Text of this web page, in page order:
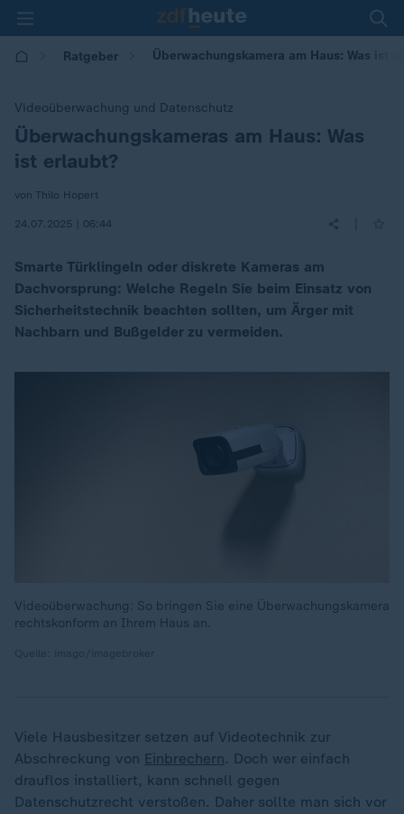
Ratgeber Überwachungskamera am Haus: Was ist
Videoüberwachung und Datenschutz
:Überwachungskameras am Haus: Was
ist erlaubt?
von Thilo Hopert
24.07.2025 | 06:44
Smarte Türklingeln oder diskrete Kameras am
Dachvorsprung: Welche Regeln Sie beim Einsatz von
Sicherheitstechnik beachten sollten, um Ärger mit
Nachbarn und Bußgelder zu vermeiden.
Videoüberwachung: So bringen Sie eine Überwachungskamera
rechtskonform an Ihrem Haus an.
Viele Hausbesitzer setzen auf Videotechnik zur
Abschreckung von Einbrechern. Doch wer einfach
drauflos installiert, kann schnell gegen
Datenschutzrecht verstoßen. Daher sollte man sich vor